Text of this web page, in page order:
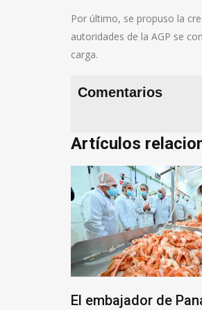
Por último, se propuso la
autoridades de la AGP se
carga.
Comentarios
Artículos
El embajador de